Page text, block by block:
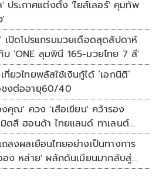
' ประกาศแต่งตั้ง 'ไยส์เลอร์' คุมทัพ
'
เปิดโปรแกรมมวยเดือดสุดสัปดาห์
บ 'ONE ลุมพินี 165-มวยไทย 7 สี'
ที่ยวไทยพลัสใช้เงินกู้ได้ ‘เอกนิติ’
ชงต่ออายุ60/40
คุณ' ควง 'เสือเขียน' คว้ารอง
ตสึ ฮอนด้า ไทยแลนด์ ทาเลนต์
ลงผลเยือนไทยอย่างเป็นทางการ
ง หล่าย' ผลักดันเมียนมากลับสู่